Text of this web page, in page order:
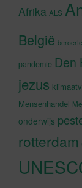
Afrika ALS
België beroerte
pandemie Den
jezus
Mensenhandel
onderwijs
rotterdam